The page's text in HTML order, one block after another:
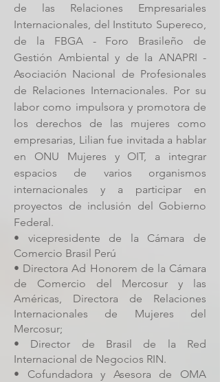
de las Relaciones Empresariales
Internacionales, del Instituto Supereco,
de la FBGA - Foro Brasileño de
Gestión Ambiental y de la ANAPRI -
Asociación Nacional de Profesionales
de Relaciones Internacionales. Por su
labor como impulsora y promotora de
los derechos de las mujeres como
empresarias, Lilian fue invitada a hablar
en ONU Mujeres y OIT, a integrar
espacios de varios organismos
internacionales y a participar en
proyectos de inclusión del Gobierno
Federal.
• vicepresidente de la Cámara de
Comercio Brasil Perú
• Directora Ad Honorem de la Cámara
de Comercio del Mercosur y las
Américas, Directora de Relaciones
Internacionales de Mujeres del
Mercosur;
• Director de Brasil de la Red
Internacional de Negocios RIN.
• Cofundadora y Asesora de OMA